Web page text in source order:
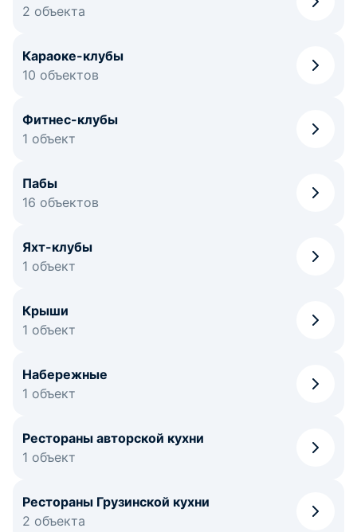
2 объекта
Караоке-клубы
10 объектов
Фитнес-клубы
1 объект
Пабы
16 объектов
Яхт-клубы
1 объект
Крыши
1 объект
Набережные
1 объект
Рестораны авторской кухни
1 объект
Рестораны Грузинской кухни
2 объекта